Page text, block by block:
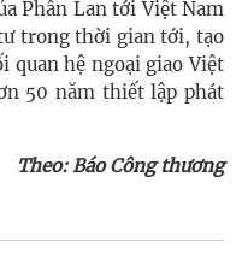
Phần Lan tới Việt Nam
trong thời gian tới, tạo
quan hệ ngoại giao Việt
50 năm thiết lập phát
Theo: Báo Công thương